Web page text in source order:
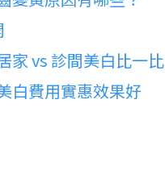
家 vs 診間美白比一比
白費用實惠效果好